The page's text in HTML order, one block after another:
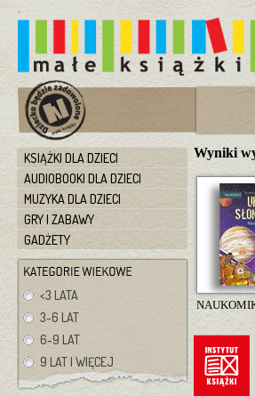
KSIĄŻKI DLA DZIECI
AUDIOBOOKI DLA DZIECI
MUZYKA DLA DZIECI
GRY I ZABAWY
GADŻETY
<3 LATA
3-6 LAT
6-9 LAT
9 LAT I WIĘCEJ
Wyniki